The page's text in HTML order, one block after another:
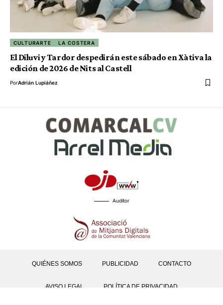
CULTURARTE LA COSTERA
El Diluvi y Tardor despedirán este sábado en Xàtiva la
edición de 2026 de Nits al Castell
PorAdrián Lupiáñez
Auditor
QUIÉNES SOMOS PUBLICIDAD CONTACTO
AVISO LEGAL POLÍTICA DE PRIVACIDAD